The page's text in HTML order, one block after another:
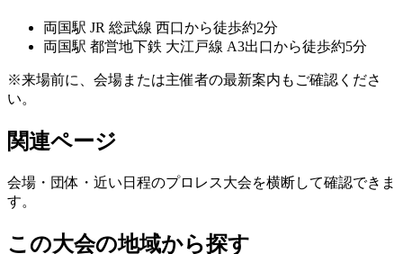
両国駅 JR 総武線 西口から徒歩約2分
両国駅 都営地下鉄 大江戸線 A3出口から徒歩約5分
※来場前に、会場または主催者の最新案内もご確認くださ
い。
関連ページ
会場・団体・近い日程のプロレス大会を横断して確認できま
す。
この大会の地域から探す